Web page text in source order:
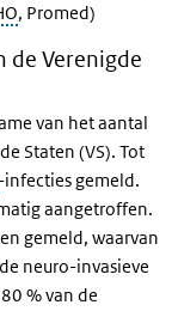
, Promed)
de Verenigde
van het aantal
Staten (VS). Tot
-infecties gemeld.
aangetroffen.
gemeld, waarvan
neuro-invasieve
% van de